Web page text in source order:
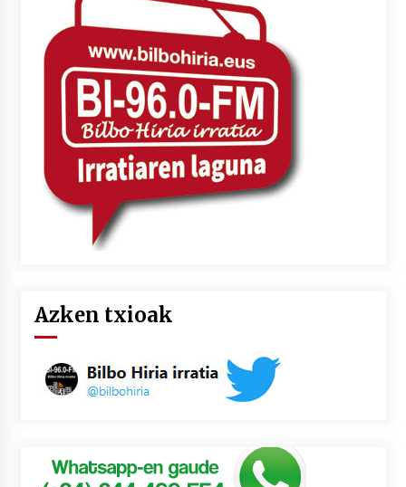
Azken txioak